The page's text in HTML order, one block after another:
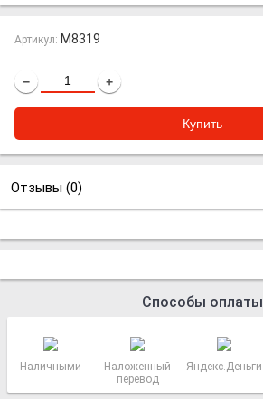
Артикул: M8319
− +
Отзывы (0)
Способы оплаты
Наличными
Наложенный
перевод
Яндекс.Деньги